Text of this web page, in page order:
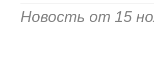
Новость от 15